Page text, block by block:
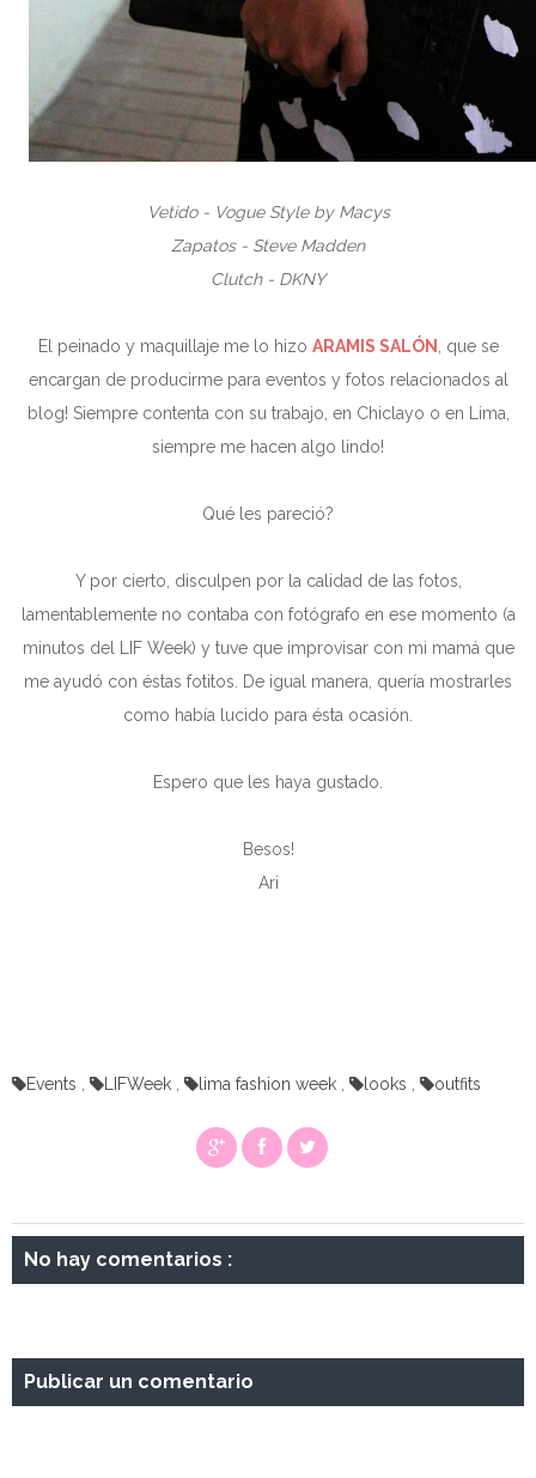
Vetido - Vogue Style by Macys
Zapatos - Steve Madden
Clutch - DKNY
El peinado y maquillaje me lo hizo ARAMIS SALÓN
, que se
encargan de producirme para eventos y fotos relacionados al
blog! Siempre contenta con su trabajo, en Chiclayo o en Lima,
siempre me hacen algo lindo!
Qué les pareció?
Y por cierto, disculpen por la calidad de las fotos,
lamentablemente no contaba con fotógrafo en ese momento (a
minutos del LIF Week) y tuve que improvisar con mi mamá que
me ayudó con éstas fotitos. De igual manera, quería mostrarles
como había lucido para ésta ocasión.
Espero que les haya gustado.
Besos!
Ari
Events LIFWeek lima fashion week looks outfits
No hay comentarios :
Publicar un comentario